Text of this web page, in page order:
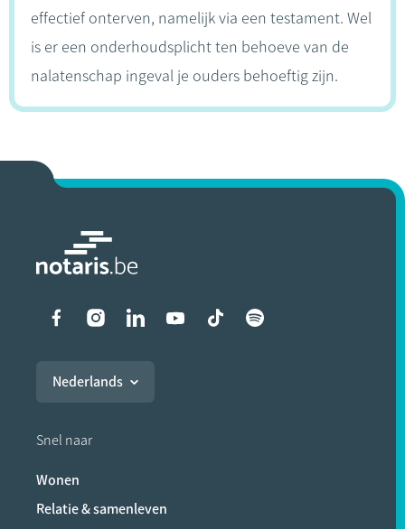
effectief onterven, namelijk via een testament. Wel
is er een onderhoudsplicht ten behoeve van de
nalatenschap ingeval je ouders behoeftig zijn.
Liens vers les réseaux
Nederlands
Snel naar
Wonen
Relatie & samenleven